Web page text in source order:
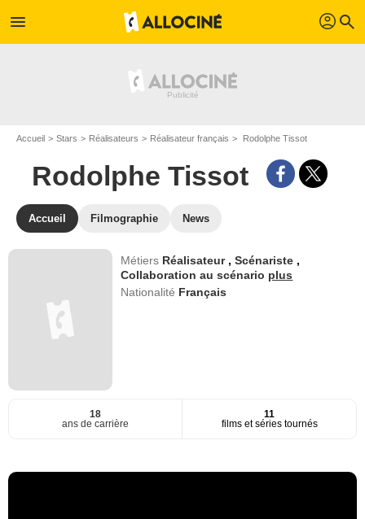
menu profil search
Accueil Stars Réalisateurs Réalisateur français Rodolphe Tissot
Rodolphe Tissot
Accueil Filmographie News
Métiers Réalisateur ,Scénariste ,
Collaboration au scénario plus
Nationalité Français
18
ans de carrière
11
films et séries tournés